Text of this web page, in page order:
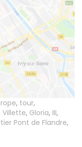
, tour,
Villette, Gloria, III,
Pont de Flandre,